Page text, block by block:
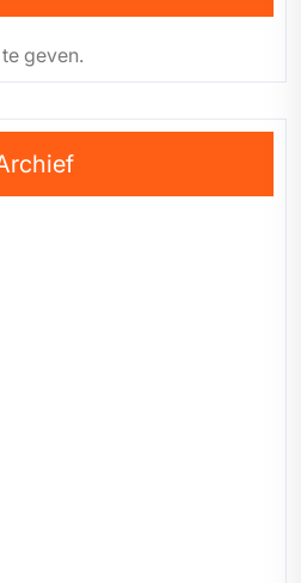
geven.